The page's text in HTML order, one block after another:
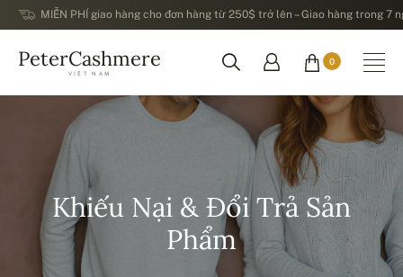
MIỄN PHÍ giao hàng cho đơn hàng từ 250$ trở lên – Giao hàng trong 7
PeterCashmere
VIỆT NAM
0
Khiếu Nại & Đổi Trả Sản
Phẩm